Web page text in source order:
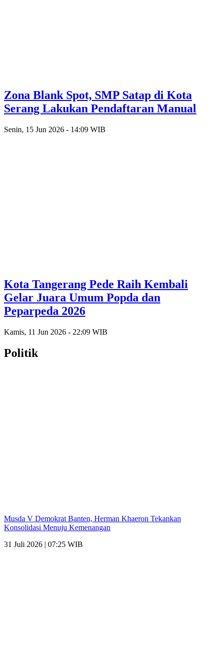
Zona Blank Spot, SMP Satap di Kota
Serang Lakukan Pendaftaran Manual
Senin, 15 Jun 2026 - 14:09 WIB
Kota Tangerang Pede Raih Kembali
Gelar Juara Umum Popda dan
Peparpeda 2026
Kamis, 11 Jun 2026 - 22:09 WIB
Politik
Musda V Demokrat Banten, Herman Khaeron Tekankan
Konsolidasi Menuju Kemenangan
31 Juli 2026 | 07:25 WIB